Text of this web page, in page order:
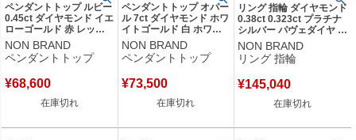
ペンダントトップ ルビー
0.45ct ダイヤモンド イエ
ローゴールド 赤 レッド
オーバルミックスカット
チャーム ネックレストッ
プ 18K 750YG 【中古】
NON BRAND
ペンダントトップ
¥68,600
在庫切れ
ペンダントトップ オパー
ル 7ct ダイヤモンド ホワ
イトゴールド 白 ホワイ
ト 1石 4Pダイヤ カボシ
ョンカット ネックレスト
ップ チャーム 【中古】
NON BRAND
ペンダントトップ
¥73,500
在庫切れ
リング 指輪 ダイヤモンド
0.38ct 0.323ct プラチナ
シルバー パヴェダイヤ プ
ラチナム PT900 透かしデ
ザイン 12号 【中古】
NON BRAND
リング 指輪
¥145,040
在庫切れ